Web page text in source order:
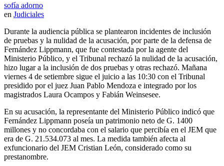
sofía adorno
en Judiciales
Durante la audiencia pública se plantearon incidentes de inclusión
de pruebas y la nulidad de la acusación, por parte de la defensa de
Fernández Lippmann, que fue contestada por la agente del
Ministerio Público, y el Tribunal rechazó la nulidad de la acusación,
hizo lugar a la inclusión de dos pruebas y otras rechazó. Mañana
viernes 4 de setiembre sigue el juicio a las 10:30 con el Tribunal
presidido por el juez Juan Pablo Mendoza e integrado por los
magistrados Laura Ocampos y Fabián Weinsesee.
En su acusación, la representante del Ministerio Público indicó que
Fernández Lippmann poseía un patrimonio neto de G. 1400
millones y no concordaba con el salario que percibía en el JEM que
era de G. 21.534.073 al mes. La medida también afecta al
exfuncionario del JEM Cristian León, considerado como su
prestanombre.